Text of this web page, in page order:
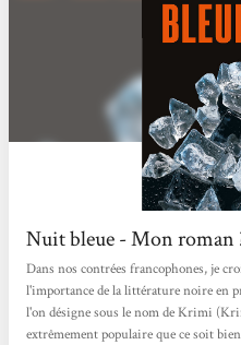
Nuit bleue - Mon roman
Dans nos contrées francophones, je
l'importance de la littérature noire en
l'on désigne sous le nom de Krimi
extrêmement populaire que ce soit